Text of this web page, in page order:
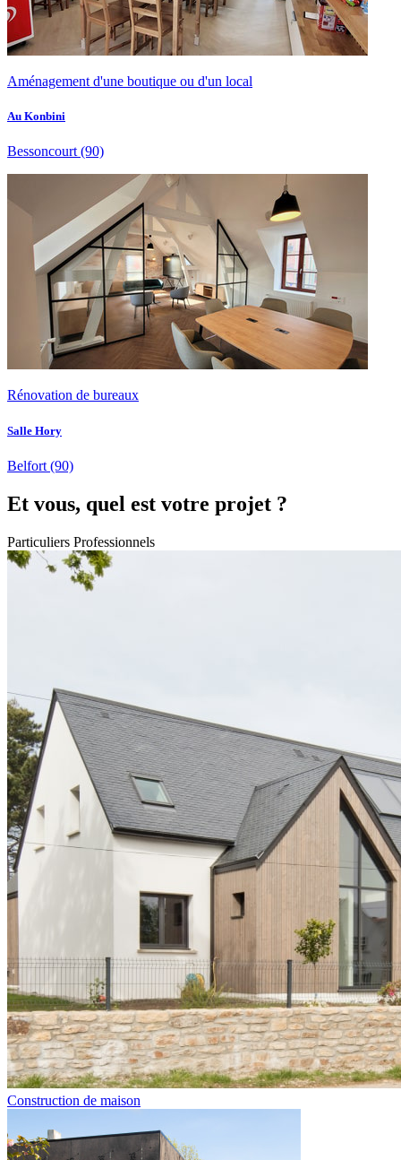
Aménagement d'une boutique ou d'un local
Au Konbini
Bessoncourt (90)
Rénovation de bureaux
Salle Hory
Belfort (90)
Et vous, quel est votre projet ?
Particuliers Professionnels
Construction de maison